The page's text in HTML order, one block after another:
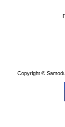
Copyright ©